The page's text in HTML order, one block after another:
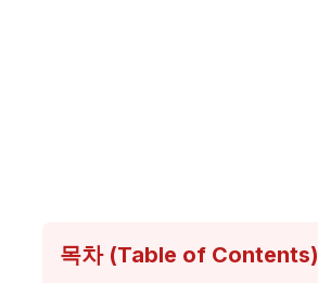
목차 (Table of Contents)